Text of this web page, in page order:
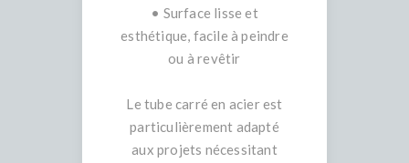
• Surface lisse et
esthétique, facile à peindre
ou à revêtir
Le tube carré en acier est
particulièrement adapté
aux projets nécessitant